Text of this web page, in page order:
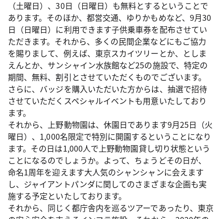
（土曜日）、30日（日曜日）も無料とするということで
あります。そのほか、都営交通、ゆりかもめなど、9月30
日（日曜日）に利用できます子供乗車券を配布させてい
ただきます。それから、多くの民間企業などにもご協力
を賜りまして、例えば、東京スカイツリーとか、としま
えんとか、サンシャイン水族館など25の施設で、特定の
期間、無料、割引とさせていただくものでございます。
さらに、バッジを購入いただいた方からは、抽選で招待
させていただくスペシャルイベントも用意いたしており
ます。
それから、上野動物園は、休園日であります9月25日（火
曜日）、1,000名限定で特別に開園するということになり
ます。その日は1,000人で上野動物園貸し切り状態という
ことになるのでしょうか。よって、ちょうどその日が、
命名1周年を迎えます大人気のシャンシャンに会えます
し、ジャイアントパンダに関してのさまざまな企画も実
施する予定といたしております。
それから、同じく都庁舎内を巡るツアーであったり、東京